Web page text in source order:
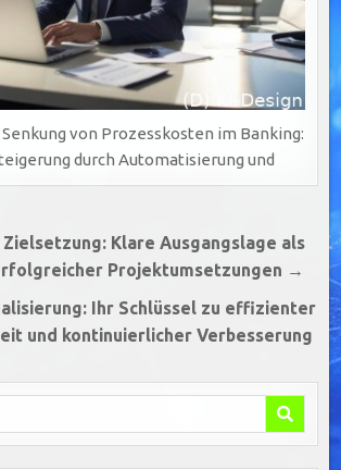
von Prozesskosten im Banking:
durch Automatisierung und
Klare Ausgangslage als
Projektumsetzungen →
Ihr Schlüssel zu effizienter
und kontinuierlicher Verbesserung